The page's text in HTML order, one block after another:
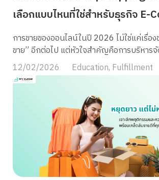
รองเท้า รวมถึงสินค้าที่มีหลายชนิดและมีการเ
บ่อยครั้ง อย่างอุปกรณ์แฟชัน ของตกแต่งหรือเ
เป็นต้น นอกจากนี้ การใช้ระบบ FIFO ยังช่ว
คลังเป็นล็อตล่าสุดอยู่เสมอ ช่วยให้การบริหาร
ลดความเสี่ยงของสินค้าค้างสต๊อกได้ครับ ประ
สินค้าแบบ FIFO FEFO คืออะไร […]
เลือกแบบไหนที่ใช่สำหรับธุรกิจ E-
การขายของออนไลน์ในปี 2026 ไม่ใช่แค่เรื่อ
ขาย” อีกต่อไป แต่หัวใจสำคัญคือการบริหาร
(Operations) พ่อค้าแม่ค้าออนไลน์หลายคนยั
สองโมเดลยอดฮิตอย่าง Fulfillment และ
ตกลงแล้วมันเหมือนหรือต่างกันตรงไหน และแ
ให้ธุรกิจของคุณเติบโตได้อย่างยั่งยืนที่สุด? บท
MyCloud จะพาคุณเจาะลึกให้เข้าใจว่า ในยุค
Commerce แข่งกันที่ความเร็วระดับวินาที ทำ
จัดการสินค้าที่ผิดพลาด ถึงอาจกลายเป็นกับดั
ของคุณสะดุด สาเหตุอะไรที่ทำให้แบรนด์ยุคให
ระหว่างการควบคุมสต็อกเองผ่าน
ความเสี่ยงด้วย Drop Shipping พร้อมแนวท
12/02/2026 Education, Fulfillment